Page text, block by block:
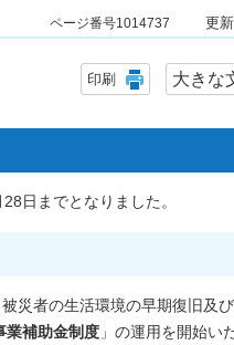
ページ番号1014737 更新
印刷 大きな
日までとなりました。
災者の生活環境の早期復旧及
業補助金制度 」の運用を開始い